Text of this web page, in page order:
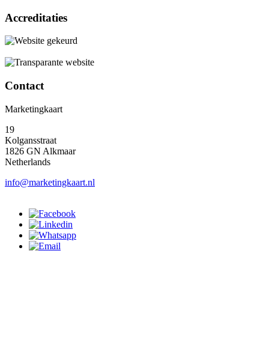
Accreditaties
Contact
Marketingkaart
19
Kolgansstraat
1826 GN Alkmaar
Netherlands
info@marketingkaart.nl